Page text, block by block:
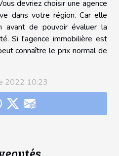
devriez choisir une agence
dans votre région. Car elle
avant de pouvoir évaluer la
Si l'agence immobilière est
connaître le prix normal de
2022 10:23